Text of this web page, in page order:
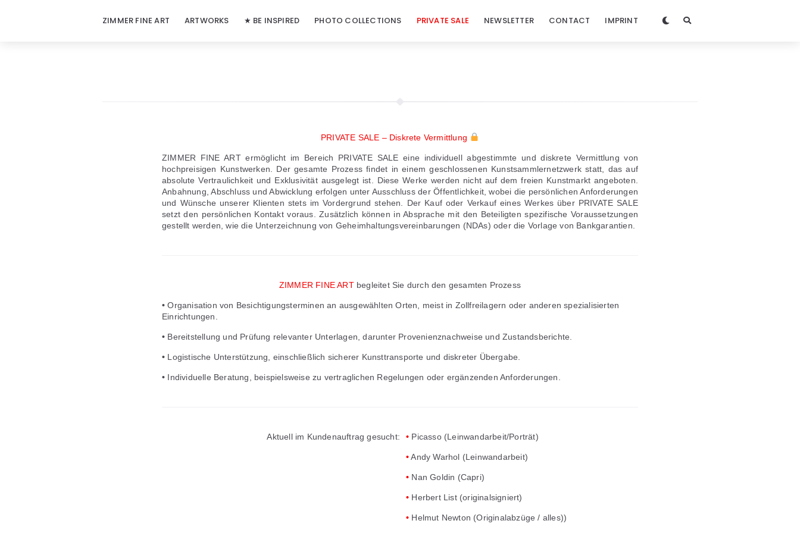
ZIMMER FINE ART ARTWORKS ★ BE INSPIRED PHOTO COLLECTIONS PRIVATE SALE NEWSLETTER CONTACT IMPRINT
PRIVATE SALE – Diskrete Vermittlung
ZIMMER FINE ART ermöglicht im Bereich PRIVATE SALE eine individuell abgestimmte und diskrete Vermittlung von
hochpreisigen Kunstwerken. Der gesamte Prozess findet in einem geschlossenen Kunstsammlernetzwerk statt, das auf
absolute Vertraulichkeit und Exklusivität ausgelegt ist. Diese Werke werden nicht auf dem freien Kunstmarkt angeboten.
Anbahnung, Abschluss und Abwicklung erfolgen unter Ausschluss der Öffentlichkeit, wobei die persönlichen Anforderungen
und Wünsche unserer Klienten stets im Vordergrund stehen. Der Kauf oder Verkauf eines Werkes über PRIVATE SALE
setzt den persönlichen Kontakt voraus. Zusätzlich können in Absprache mit den Beteiligten spezifische Voraussetzungen
gestellt werden, wie die Unterzeichnung von Geheimhaltungsvereinbarungen (NDAs) oder die Vorlage von Bankgarantien.
ZIMMER FINE ARTbegleitet Sie durch den gesamten Prozess
• Organisation von Besichtigungsterminen an ausgewählten Orten, meist in Zollfreilagern oder anderen spezialisierten
Einrichtungen.
• Bereitstellung und Prüfung relevanter Unterlagen, darunter Provenienznachweise und Zustandsberichte.
• Logistische Unterstützung, einschließlich sicherer Kunsttransporte und diskreter Übergabe.
• Individuelle Beratung, beispielsweise zu vertraglichen Regelungen oder ergänzenden Anforderungen.
Aktuell im Kundenauftrag gesucht: • Picasso (Leinwandarbeit/Porträt)
•Andy Warhol (Leinwandarbeit)
• Nan Goldin (Capri)
• Herbert List (originalsigniert)
• Helmut Newton (Originalabzüge / alles))